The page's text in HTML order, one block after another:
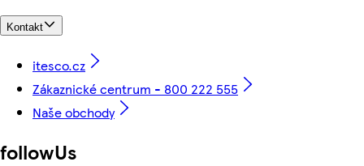
Kontakt
itesco.cz
Zákaznické centrum - 800 222 555
Naše obchody
followUs